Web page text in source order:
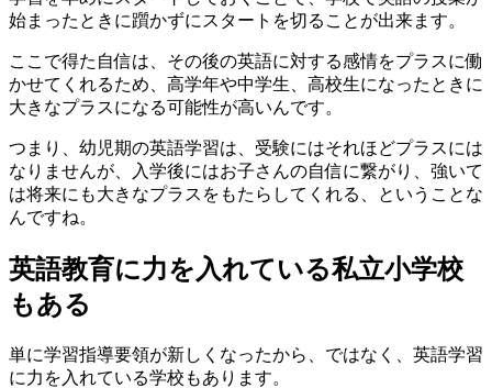
始まったときに躓かずにスタートを切ることが出来ます。
ここで得た自信は、その後の英語に対する感情をプラスに働
かせてくれるため、高学年や中学生、高校生になったときに
大きなプラスになる可能性が高いんです。
つまり、幼児期の英語学習は、受験にはそれほどプラスには
なりませんが、入学後にはお子さんの自信に繋がり、強いて
は将来にも大きなプラスをもたらしてくれる、ということな
んですね。
英語教育に力を入れている私立小学校
もある
単に学習指導要領が新しくなったから、ではなく、英語学習
に力を入れている学校もあります。